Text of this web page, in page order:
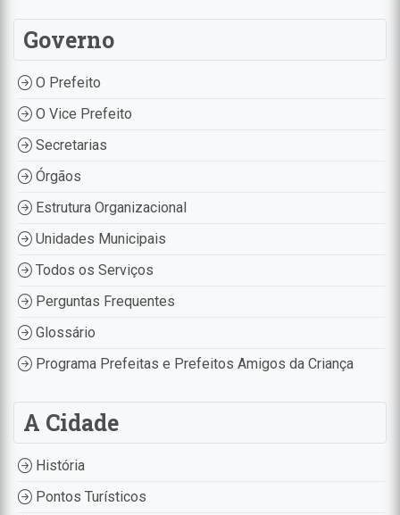
Governo
O Prefeito
O Vice Prefeito
Secretarias
Órgãos
Estrutura Organizacional
Unidades Municipais
Todos os Serviços
Perguntas Frequentes
Glossário
Programa Prefeitas e Prefeitos Amigos da Criança
A Cidade
História
Pontos Turísticos